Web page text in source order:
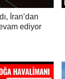
İran’dan
ediyor